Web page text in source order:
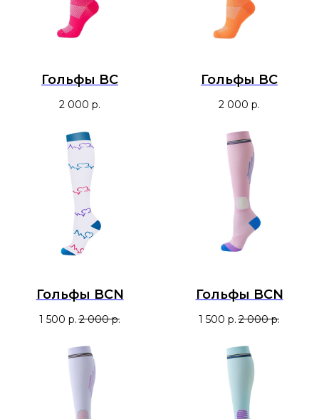
Гольфы BC
2 000 р.
Гольфы BC
2 000 р.
Гольфы BCN
1 500 р. 2 000 р.
Гольфы BCN
1 500 р. 2 000 р.